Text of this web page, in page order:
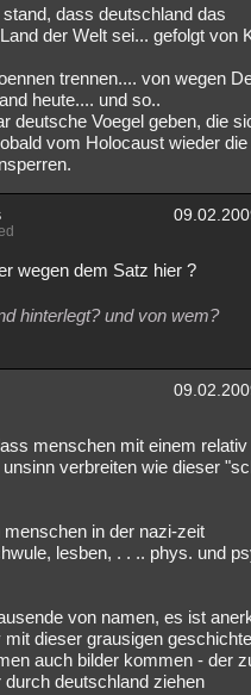
dass deutschland das
der Welt sei... gefolgt von
trennen.... von wegen
heute.... und so..
deutsche Voegel geben, die
vom Holocaust wieder
wegen dem Satz hier ?
hinterlegt? und von wem?
menschen mit einem relativ
verbreiten wie dieser
in der nazi-zeit
lesben, . . .. phys. und
von namen, es ist
dieser grausigen
auch bilder kommen - der
deutschland ziehen